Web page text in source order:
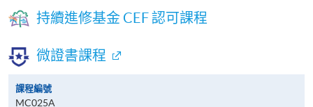
持續進修基金 CEF 認可課程
微證書課程
課程編號
MC025A